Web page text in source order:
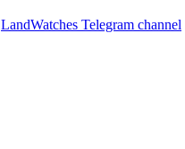
LandWatches Telegram channel